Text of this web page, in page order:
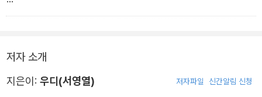
소로 선정하는 이유가 바로 이 때문입니다. 유사한 콘텐츠의 수많은
ㆍJPG : JPEG라고도 불리는 JPG 포맷은 넓은 범위의 색을 지원하
을 높이면 파일 크기는 작아지지만 상대적으로 이미지 품질은 떨어집
니다.
저자 소개
지은이: 우디(서영열) 저자파일 신간알림 신청